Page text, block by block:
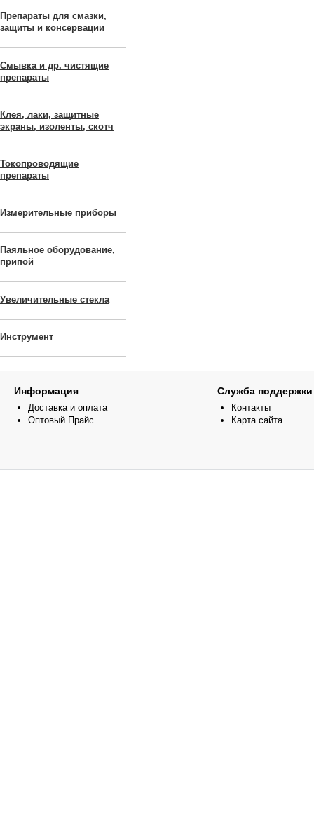
Препараты для смазки,
защиты и консервации
Смывка и др. чистящие
препараты
Клея, лаки, защитные
экраны, изоленты, скотч
Токопроводящие
препараты
Измерительные приборы
Паяльное оборудование,
припой
Увеличительные стекла
Инструмент
Информация
Доставка и оплата
Оптовый Прайс
Служба поддержки
Контакты
Карта сайта